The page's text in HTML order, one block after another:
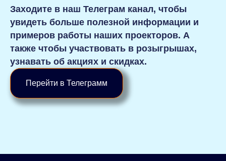
Заходите в наш Телеграм канал, чтобы
увидеть больше полезной информации и
примеров работы наших проекторов. А
также чтобы участвовать в розыгрышах,
узнавать об акциях и скидках.
Перейти в Телеграмм